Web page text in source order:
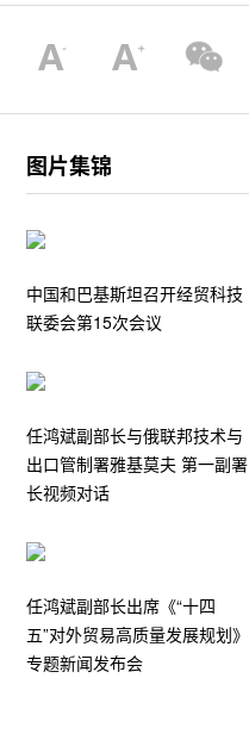
图片集锦
中国和巴基斯坦召开经贸科技
联委会第15次会议
任鸿斌副部长与俄联邦技术与
出口管制署雅基莫夫 第一副署
长视频对话
任鸿斌副部长出席《“十四
五”对外贸易高质量发展规划》
专题新闻发布会